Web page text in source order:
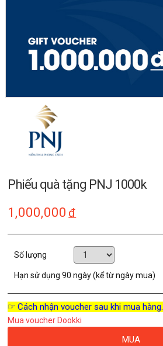
Phiếu quà tặng PNJ 1000k
1,000,000 đ
Số lượng
Hạn sử dụng90 ngày (kể từ ngày mua)
☞ Cách nhận voucher sau khi mua hàng.
Mua voucher Dookki
MUA